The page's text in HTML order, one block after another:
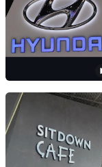
Shanghai, China
Shenyang Ezd
Liaoning,